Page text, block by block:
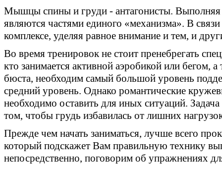
Мышцы спины и груди - антагонисты.
являются частями единого «механизма». В
комплексе, уделяя равное внимание и тем, и
Во время тренировок не стоит пренебрегать
кто занимается активной аэробикой или бегом,
бюста, необходим самый большой уровень
средний уровень. Однако романтические
необходимо оставить для иных ситуаций.
том, чтобы грудь избавилась от лишних
Прежде чем начать заниматься, лучше всего
который подскажет Вам правильную технику
непосредственно, поговорим об упражнениях